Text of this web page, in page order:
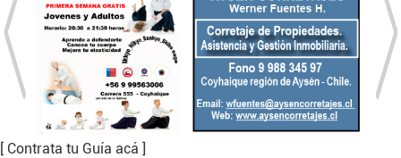
[ Contrata tu Guía acá ]